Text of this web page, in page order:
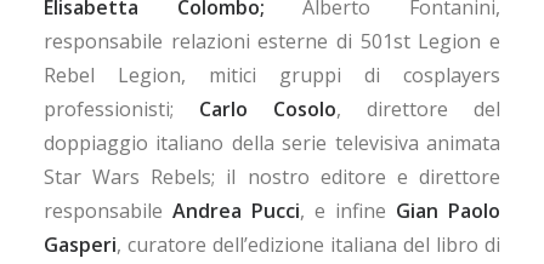
Elisabetta Colombo; Alberto Fontanini,
responsabile relazioni esterne di 501st Legion e
Rebel Legion, mitici gruppi di cosplayers
professionisti; Carlo Cosolo, direttore del
doppiaggio italiano della serie televisiva animata
Star Wars Rebels; il nostro editore e direttore
responsabile Andrea Pucci, e infine Gian Paolo
Gasperi, curatore dell’edizione italiana del libro di